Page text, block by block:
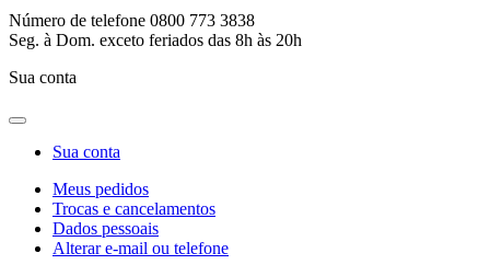
Número de telefone 0800 773 3838
Seg. à Dom. exceto feriados das 8h às 20h
Sua conta
Sua conta
Meus pedidos
Trocas e cancelamentos
Dados pessoais
Alterar e-mail ou telefone